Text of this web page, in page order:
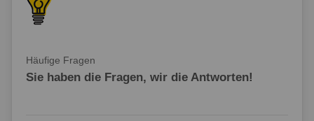
Häufige Fragen
Sie haben die Fragen, wir die Antworten!